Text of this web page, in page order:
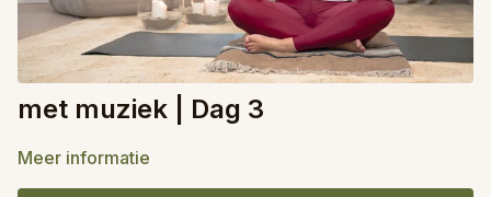
met muziek | Dag 3
Meer informatie